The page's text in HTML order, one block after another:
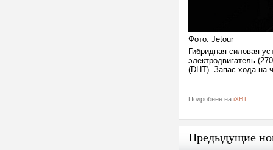
Фото: Jetour
Гибридная силовая
электродвигатель
(DHT). Запас хода на
Подробнее на iXBT
Предыдущие